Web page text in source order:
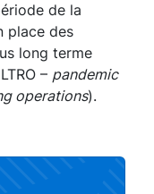
de la
place des
long terme
– pandemic
operations).